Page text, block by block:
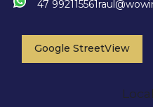
47 992115561
Google StreetView